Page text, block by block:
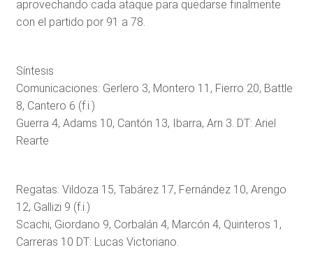
aprovechando cada ataque para quedarse finalmente
con el partido por 91 a 78.
Síntesis
Comunicaciones: Gerlero 3, Montero 11, Fierro 20, Battle
8, Cantero 6 (f.i.)
Guerra 4, Adams 10, Cantón 13, Ibarra, Arn 3. DT: Ariel
Rearte
Regatas: Vildoza 15, Tabárez 17, Fernández 10, Arengo
12, Gallizi 9 (f.i.)
Scachi, Giordano 9, Corbalán 4, Marcón 4, Quinteros 1,
Carreras 10 DT: Lucas Victoriano.